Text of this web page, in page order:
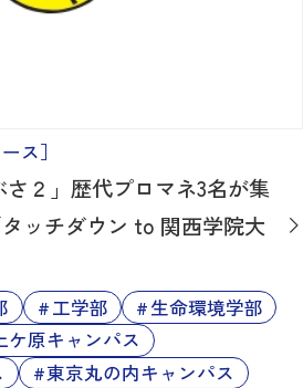
ス］
２」歴代プロマネ3名が集
工学部
生命環境学部
ケ原キャンパス
東京丸の内キャンパス